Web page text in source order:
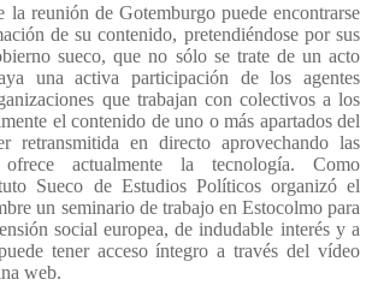
la reunión de Gotemburgo puede encontrarse
de su contenido, pretendiéndose por sus
sueco, que no sólo se trate de un acto
una activa participación de los agentes
que trabajan con colectivos a los
el contenido de uno o más apartados del
retransmitida en directo aprovechando las
actualmente la tecnología. Como
Sueco de Estudios Políticos organizó el
un seminario de trabajo en Estocolmo para
social europea, de indudable interés y a
tener acceso íntegro a través del vídeo
web.